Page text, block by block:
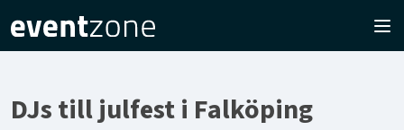
DJs till julfest i Falköping